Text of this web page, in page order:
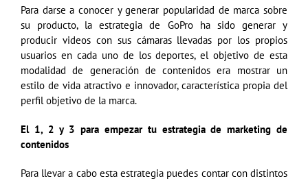
Para darse a conocer y generar popularidad de marca sobre
su producto, la estrategia de GoPro ha sido generar y
producir videos con sus cámaras llevadas por los propios
usuarios en cada uno de los deportes, el objetivo de esta
modalidad de generación de contenidos era mostrar un
estilo de vida atractivo e innovador, característica propia del
perfil objetivo de la marca.
El 1, 2 y 3 para empezar tu estrategia de marketing de
contenidos
Para llevar a cabo esta estrategia puedes contar con distintos